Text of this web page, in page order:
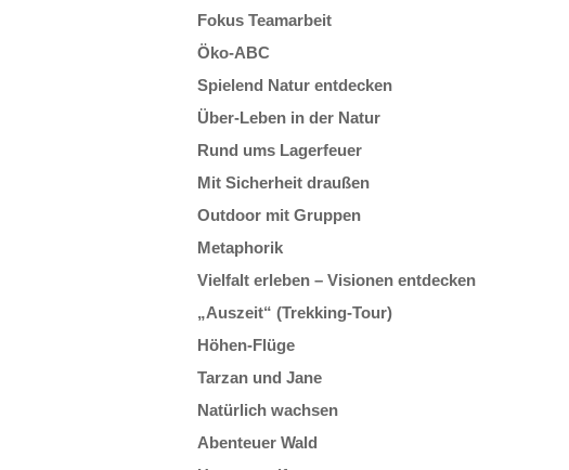
Fokus Teamarbeit
Öko-ABC
Spielend Natur entdecken
Über-Leben in der Natur
Rund ums Lagerfeuer
Mit Sicherheit draußen
Outdoor mit Gruppen
Metaphorik
Vielfalt erleben – Visionen entdecken
„Auszeit“ (Trekking-Tour)
Höhen-Flüge
Tarzan und Jane
Natürlich wachsen
Abenteuer Wald